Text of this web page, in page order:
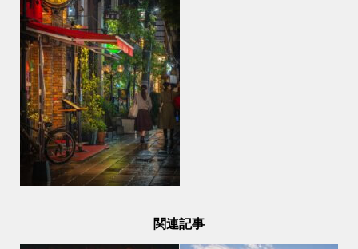
関連記事